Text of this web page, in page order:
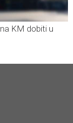
KM dobiti u